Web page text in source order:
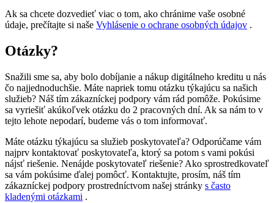
Ak sa chcete dozvedieť viac o tom, ako chránime vaše osobné
údaje, prečítajte si naše Vyhlásenie o ochrane osobných údajov .
Otázky?
Snažili sme sa, aby bolo dobíjanie a nákup digitálneho kreditu u nás
čo najjednoduchšie. Máte napriek tomu otázku týkajúcu sa našich
služieb? Náš tím zákazníckej podpory vám rád pomôže. Pokúsime
sa vyriešiť akúkoľvek otázku do 2 pracovných dní. Ak sa nám to v
tejto lehote nepodarí, budeme vás o tom informovať.
Máte otázku týkajúcu sa služieb poskytovateľa? Odporúčame vám
najprv kontaktovať poskytovateľa, ktorý sa potom s vami pokúsi
nájsť riešenie. Nenájde poskytovateľ riešenie? Ako sprostredkovateľ
sa vám pokúsime ďalej pomôcť. Kontaktujte, prosím, náš tím
zákazníckej podpory prostredníctvom našej stránky s často
kladenými otázkami .